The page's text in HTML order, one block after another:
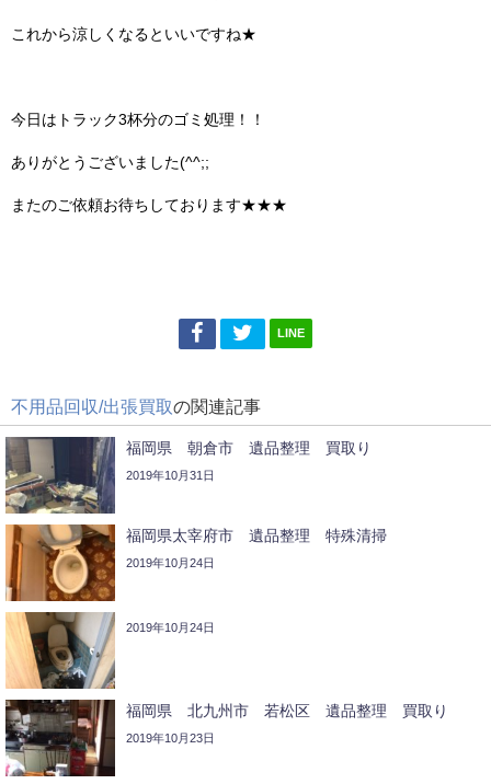
これから涼しくなるといいですね★
今日はトラック3杯分のゴミ処理！！
ありがとうございました(^^;;
またのご依頼お待ちしております★★★
LINE
不用品回収/出張買取の関連記事
福岡県 朝倉市 遺品整理 買取り
2019年10月31日
福岡県太宰府市 遺品整理 特殊清掃
2019年10月24日
2019年10月24日
福岡県 北九州市 若松区 遺品整理 買取り
2019年10月23日